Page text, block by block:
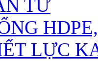
TỪ
LỰC